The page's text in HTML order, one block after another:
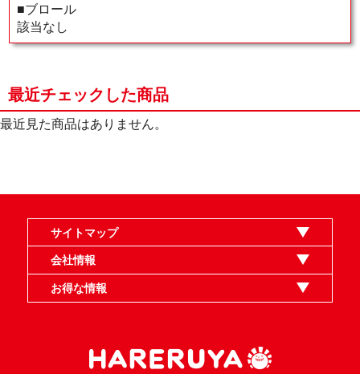
■ブロール
該当なし
最近チェックした商品
最近見た商品はありません。
サイトマップ
オンラインショップ
買取
記事
選手一覧
デッキ検索
デッキ構築
イベント・大会
店舗のご案内
お問い合わせ
ヘルプ
FAQ
会社情報
利用規約
スタッフ募集
特定商取引法表示
個人情報保護指針
企業情報
お得な情報